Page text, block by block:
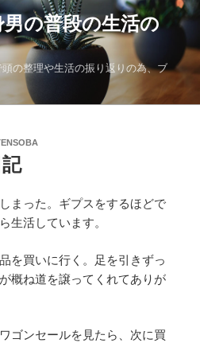
の普段の生活の
の整理や生活の振り返りの為、ブ
まった。ギプスをするほどで
生活しています。
を買いに行く。足を引きずっ
概ね道を譲ってくれてありが
ゴンセールを見たら、次に買